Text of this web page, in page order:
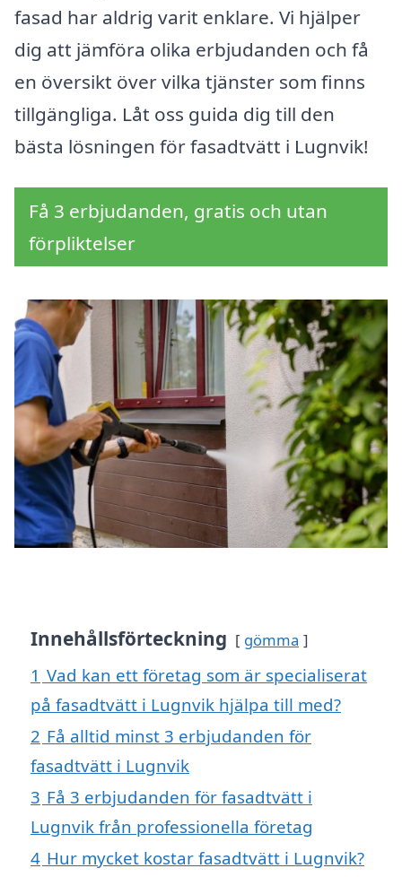
fasad har aldrig varit enklare. Vi hjälper
dig att jämföra olika erbjudanden och få
en översikt över vilka tjänster som finns
tillgängliga. Låt oss guida dig till den
bästa lösningen för fasadtvätt i Lugnvik!
Få 3 erbjudanden, gratis och utan
förpliktelser
Innehållsförteckning gömma
1 Vad kan ett företag som är specialiserat
på fasadtvätt i Lugnvik hjälpa till med?
2 Få alltid minst 3 erbjudanden för
fasadtvätt i Lugnvik
3 Få 3 erbjudanden för fasadtvätt i
Lugnvik från professionella företag
4 Hur mycket kostar fasadtvätt i Lugnvik?